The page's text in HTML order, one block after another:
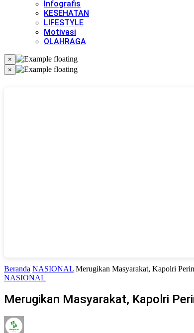
Infografis
KESEHATAN
LIFESTYLE
Motivasi
OLAHRAGA
×
×
Beranda NASIONAL Merugikan Masyarakat, Kapolri
NASIONAL
Merugikan Masyarakat, Kapolri